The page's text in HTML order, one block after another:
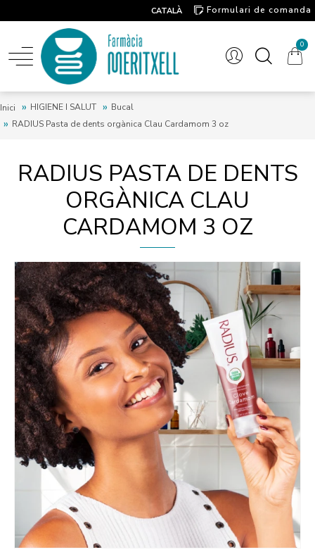
CATALÀ
Formulari de comanda
0
Inici HIGIENE I SALUT
Bucal
RADIUS Pasta de dents orgànica Clau Cardamom 3 oz
RADIUS PASTA DE DENTS
ORGÀNICA CLAU
CARDAMOM 3 OZ